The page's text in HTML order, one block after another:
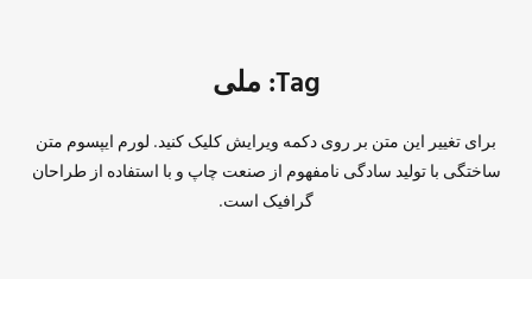
Tag: ملی
برای تغییر این متن بر روی دکمه ویرایش کلیک کنید. لورم ایپسوم متن
ساختگی با تولید سادگی نامفهوم از صنعت چاپ و با استفاده از طراحان
گرافیک است.